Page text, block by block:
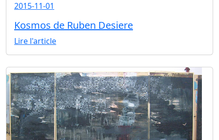
2015-11-01
Kosmos de Ruben Desiere
Lire l'article